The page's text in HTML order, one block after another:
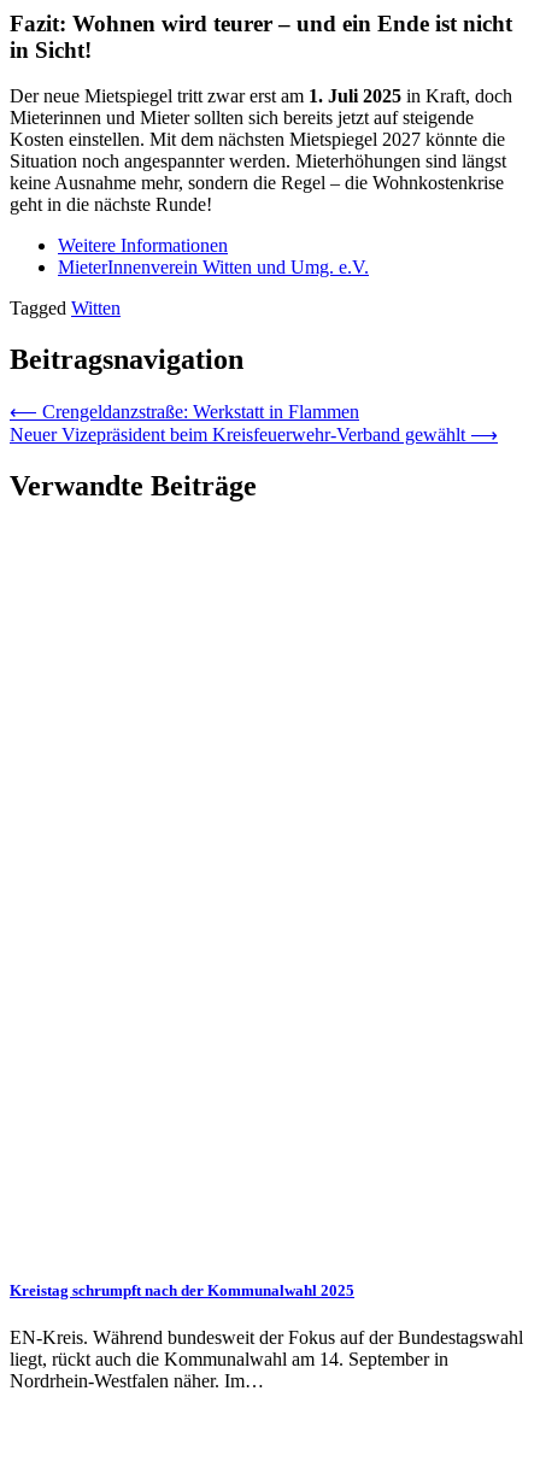
Fazit: Wohnen wird teurer – und ein Ende ist nicht
in Sicht!
Der neue Mietspiegel tritt zwar erst am 1. Juli 2025 in Kraft, doch
Mieterinnen und Mieter sollten sich bereits jetzt auf steigende
Kosten einstellen. Mit dem nächsten Mietspiegel 2027 könnte die
Situation noch angespannter werden. Mieterhöhungen sind längst
keine Ausnahme mehr, sondern die Regel – die Wohnkostenkrise
geht in die nächste Runde!
Weitere Informationen
MieterInnenverein Witten und Umg. e.V.
Tagged Witten
Beitragsnavigation
⟵ Crengeldanzstraße: Werkstatt in Flammen
Neuer Vizepräsident beim Kreisfeuerwehr-Verband gewählt ⟶
Verwandte Beiträge
Kreistag schrumpft nach der Kommunalwahl 2025
EN-Kreis. Während bundesweit der Fokus auf der Bundestagswahl
liegt, rückt auch die Kommunalwahl am 14. September in
Nordrhein-Westfalen näher. Im…